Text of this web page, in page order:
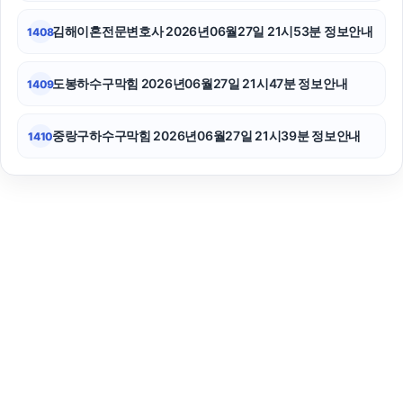
1408김해이혼전문변호사 2026년06월27일 21시53분 정보안내
1409도봉하수구막힘 2026년06월27일 21시47분 정보안내
1410중랑구하수구막힘 2026년06월27일 21시39분 정보안내